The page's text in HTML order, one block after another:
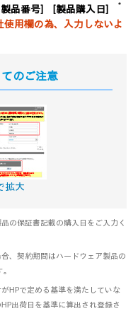
品番号] [製品購入日]
*
使用欄の為、入力しないよ
のご注意
拡大
の保証書記載の購入日をご入力く
、契約期間はハードウェア製品の
HPで定める基準を満たしていな
出荷日を基準に算出され登録さ